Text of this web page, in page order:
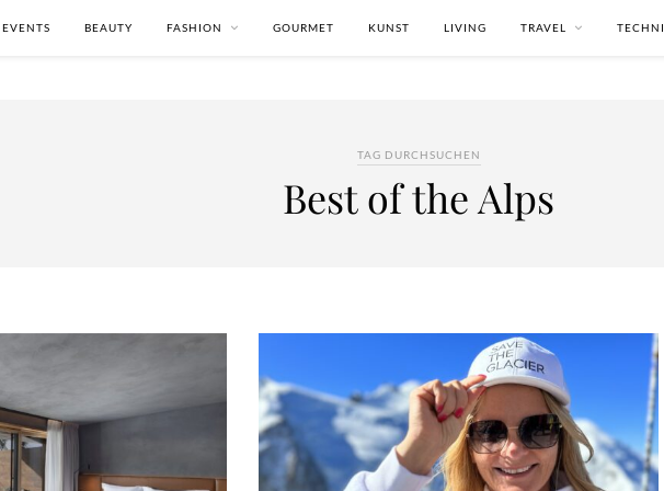
EVENTS BEAUTY FASHION GOURMET KUNST LIVING TRAVEL
TAG DURCHSUCHEN
Best of the Alps